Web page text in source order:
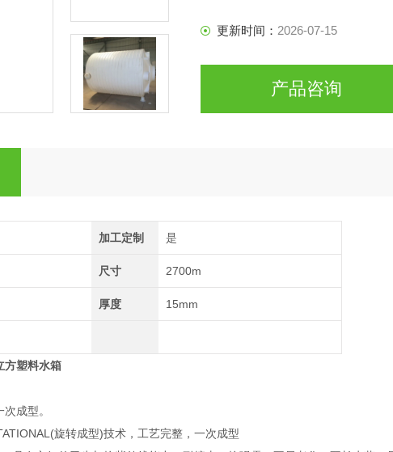
更新时间： 2026-07-15
产品咨询
加工定制 是
尺寸 2700m
厚度 15mm
方塑料水箱
成型。
旋转成型)技术，工艺完整，一次成型